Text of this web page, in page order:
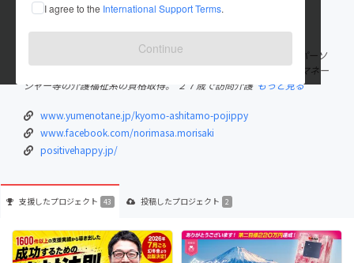
I agree to the International Support Terms.
Continue
在住国：日本 現在地：未設定
出身国：日本 出身地：未設定
『仕事を楽しいに変える』職場いきいきコンサルタント。ラジオパーソ
ナリティ。 ２２歳の頃から介護の仕事を始め、介護福祉士やケアマネー
ジャー等の介護福祉系の資格取得。 ２７歳で訪問介護 もっと見る
www.yumenotane.jp/kyomo-ashitamo-pojippy
www.facebook.com/norimasa.morisaki
positivehappy.jp/
支援したプロジェクト 43 投稿したプロジェクト 2